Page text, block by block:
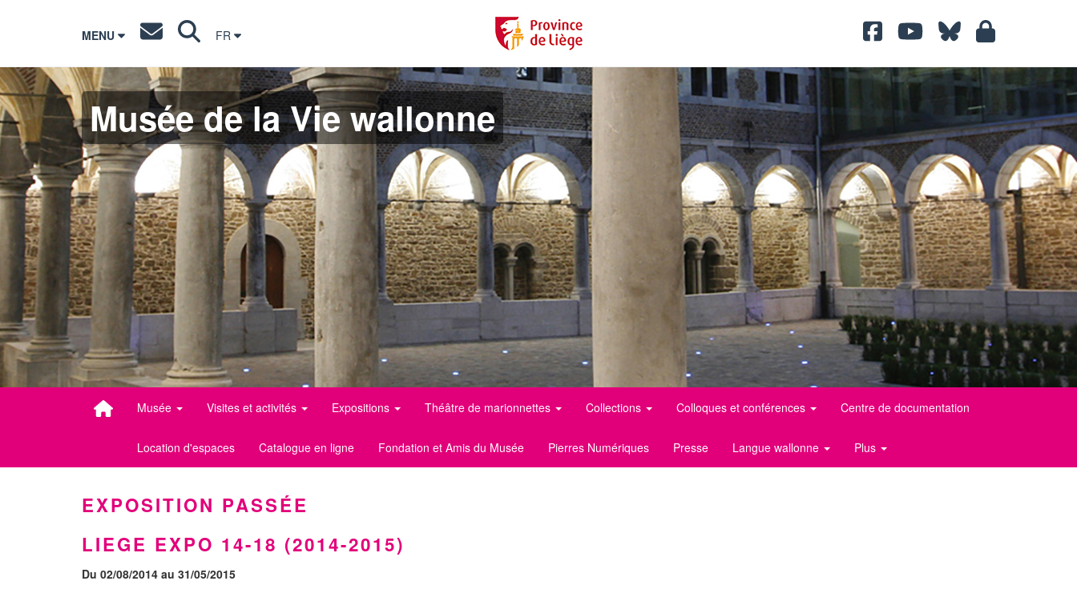
MENU FR
Musée de la Vie wallonne
Musée Visites et activités Expositions Théâtre de marionnettes Collections Colloques et conférences Centre de documentation
Location d'espaces Catalogue en ligne Fondation et Amis du Musée Pierres Numériques Presse Langue wallonne Plus
EXPOSITION PASSÉE
LIEGE EXPO 14-18 (2014-2015)
Du 02/08/2014 au 31/05/2015